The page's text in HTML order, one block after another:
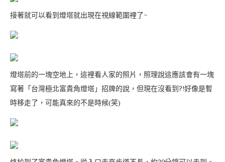
接著就可以看到燈塔就出現在視線範圍裡了~
燈塔前的一塊空地上，這裡看人家的照片，照理說這應該會有一塊
寫著「台灣極北富貴角燈塔」招牌的說，但現在沒看到?!好像是暫
時移走了，可能真來的不是時候(笑)